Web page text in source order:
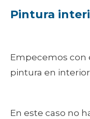
Pintura
Empecemos con
pintura en
En este caso no